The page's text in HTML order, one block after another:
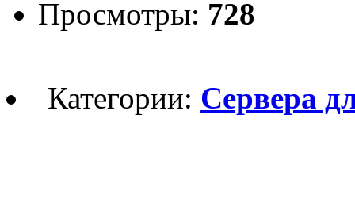
Просмотры: 728
Категории: Сервера